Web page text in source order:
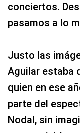
conciertos.
pasamos a lo
Justo las
Aguilar estaba
quien en ese
parte del
Nodal, sin